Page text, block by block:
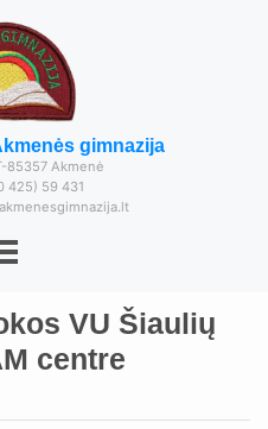
gimnazija
85357 Akmenė
425) 59 431
VU Šiaulių
centre